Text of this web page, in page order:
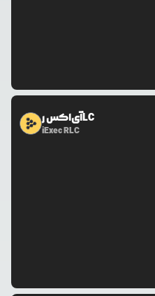
آی‌اکس رLC
iExec RLC